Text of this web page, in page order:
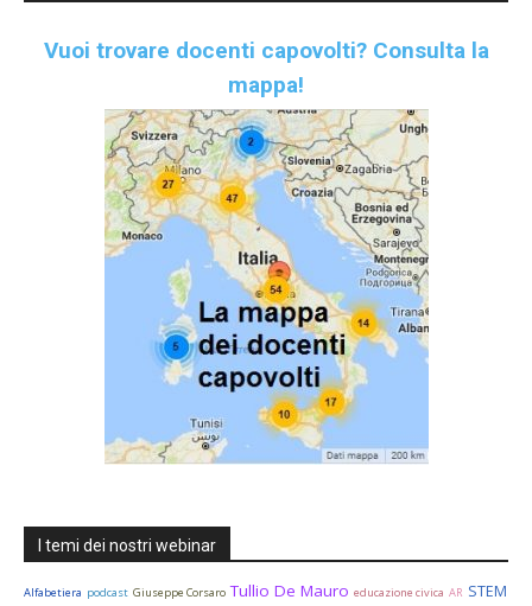
Vuoi trovare docenti capovolti? Consulta la
mappa!
I temi dei nostri webinar
Alfabetiera podcast Giuseppe Corsaro Tullio De Mauro educazione civica AR STEM